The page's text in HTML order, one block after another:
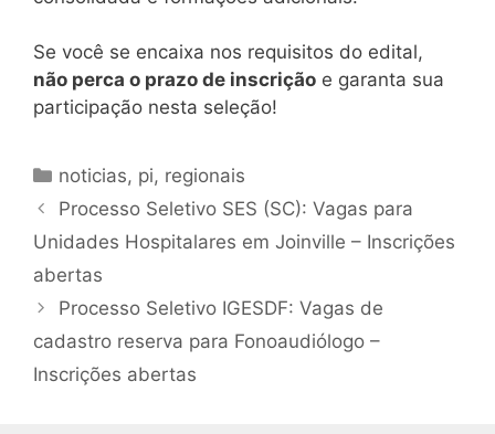
Se você se encaixa nos requisitos do edital,
não perca o prazo de inscrição e garanta sua
participação nesta seleção!
Categorias
noticias, pi, regionais
Processo Seletivo SES (SC): Vagas para
Unidades Hospitalares em Joinville – Inscrições
abertas
Processo Seletivo IGESDF: Vagas de
cadastro reserva para Fonoaudiólogo –
Inscrições abertas